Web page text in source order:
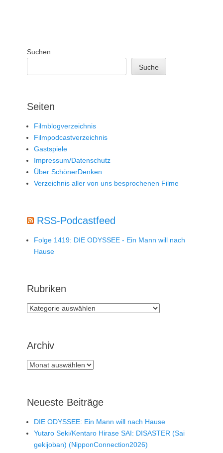
Suchen
Suche
Seiten
Filmblogverzeichnis
Filmpodcastverzeichnis
Gastspiele
Impressum/Datenschutz
Über SchönerDenken
Verzeichnis aller von uns besprochenen Filme
RSS-Podcastfeed
Folge 1419: DIE ODYSSEE - Ein Mann will nach
Hause
Rubriken
Rubriken
Archiv
Archiv
Neueste Beiträge
DIE ODYSSEE: Ein Mann will nach Hause
Yutaro Seki/Kentaro Hirase SAI: DISASTER (Sai
gekijoban) (NipponConnection2026)